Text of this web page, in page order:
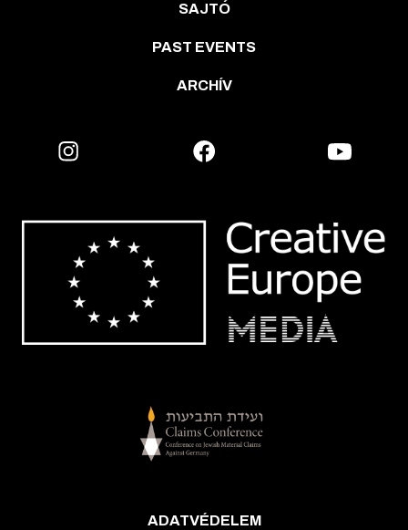
SAJTÓ
PAST EVENTS
ARCHÍV
ADATVÉDELEM